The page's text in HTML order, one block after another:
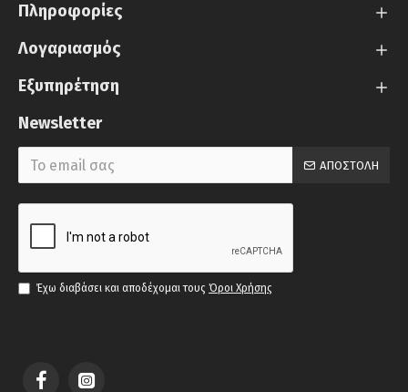
Πληροφορίες
Λογαριασμός
Εξυπηρέτηση
Newsletter
ΑΠΟΣΤΟΛΉ
Έχω διαβάσει και αποδέχομαι τους Όροι Χρήσης